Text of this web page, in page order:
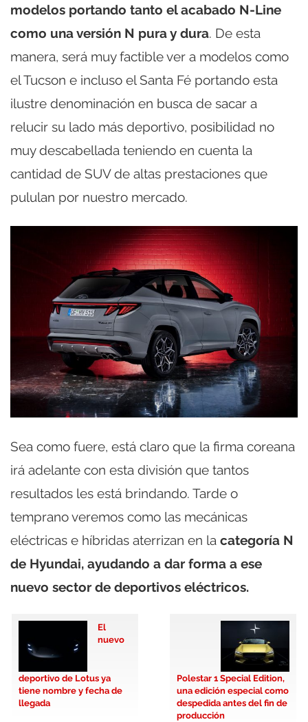
modelos portando tanto el acabado N-Line
como una versión N pura y dura. De esta
manera, será muy factible ver a modelos como
el Tucson e incluso el Santa Fé portando esta
ilustre denominación en busca de sacar a
relucir su lado más deportivo, posibilidad no
muy descabellada teniendo en cuenta la
cantidad de SUV de altas prestaciones que
pululan por nuestro mercado.
Sea como fuere, está claro que la firma coreana
irá adelante con esta división que tantos
resultados les está brindando. Tarde o
temprano veremos como las mecánicas
eléctricas e híbridas aterrizan en la categoría N
de Hyundai, ayudando a dar forma a ese
nuevo sector de deportivos eléctricos.
El
nuevo
deportivo de Lotus ya
tiene nombre y fecha de
llegada
Polestar 1 Special Edition,
una edición especial como
despedida antes del fin de
producción